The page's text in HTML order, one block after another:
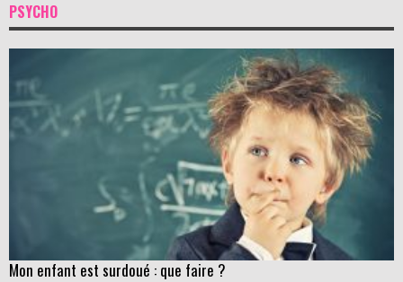
PSYCHO
Mon enfant est surdoué : que faire ?